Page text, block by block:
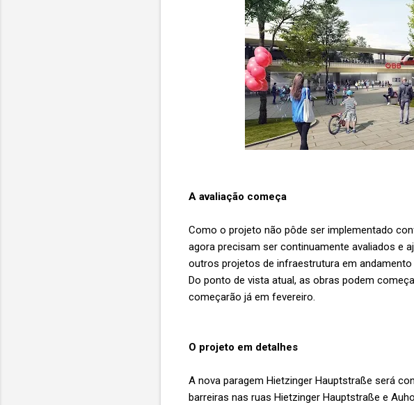
A avaliação começa
Como o projeto não pôde ser implementado
agora precisam ser continuamente avaliados e
outros projetos de infraestrutura em
Do ponto de vista atual, as obras podem
começarão já em fevereiro.
O projeto em detalhes
A nova paragem Hietzinger Hauptstraße será
barreiras nas ruas Hietzinger Hauptstraße e